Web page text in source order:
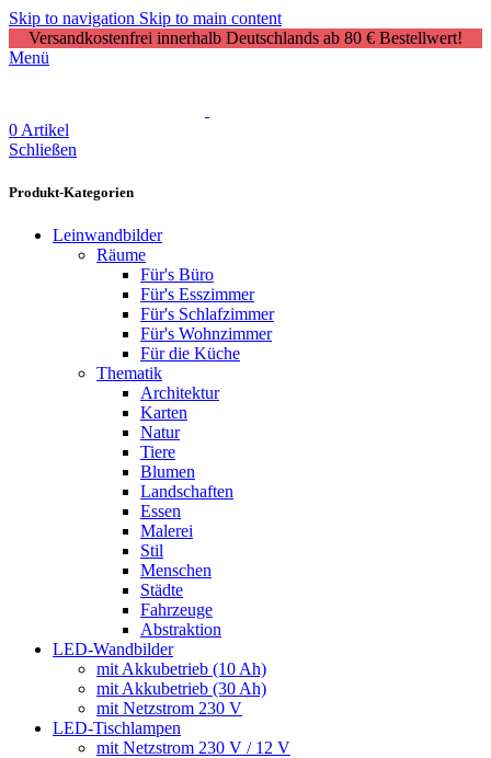
Skip to navigation Skip to main content
Versandkostenfrei innerhalb Deutschlands ab 80 € Bestellwert!
Menü
0 Artikel
Schließen
Produkt-Kategorien
Leinwandbilder
Räume
Für's Büro
Für's Esszimmer
Für's Schlafzimmer
Für's Wohnzimmer
Für die Küche
Thematik
Architektur
Karten
Natur
Tiere
Blumen
Landschaften
Essen
Malerei
Stil
Menschen
Städte
Fahrzeuge
Abstraktion
LED-Wandbilder
mit Akkubetrieb (10 Ah)
mit Akkubetrieb (30 Ah)
mit Netzstrom 230 V
LED-Tischlampen
mit Netzstrom 230 V / 12 V